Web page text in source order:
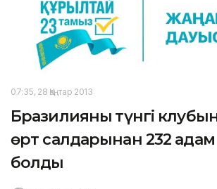
07:35, 28 Қаңтар 2013
Бразилияның түнгі
өрт салдарынан 232
болды